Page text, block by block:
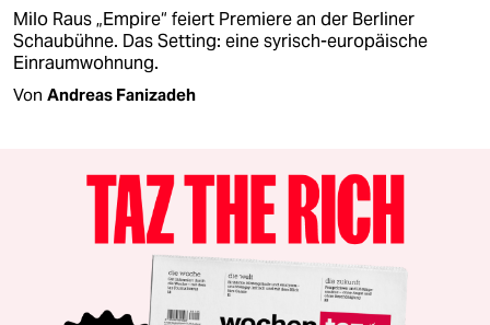
Milo Raus „Empire“ feiert Premiere an der Berliner
Schaubühne. Das Setting: eine syrisch-europäische
Einraumwohnung.
Von Andreas Fanizadeh